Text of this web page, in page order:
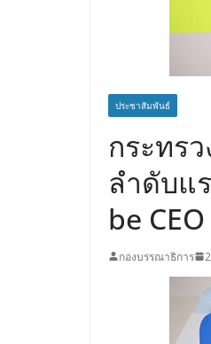
ประชาสัมพันธ์
กระทร
ลำดับแ
be
กองบรรณาธิการ